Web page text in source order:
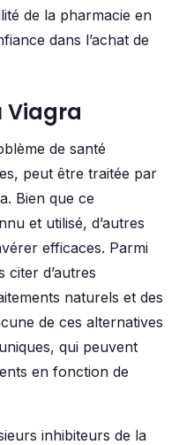
de la pharmacie en
dans l’achat de
Viagra
de santé
peut être traitée par
Bien que ce
et utilisé, d’autres
efficaces. Parmi
d’autres
naturels et des
de ces alternatives
qui peuvent
en fonction de
inhibiteurs de la